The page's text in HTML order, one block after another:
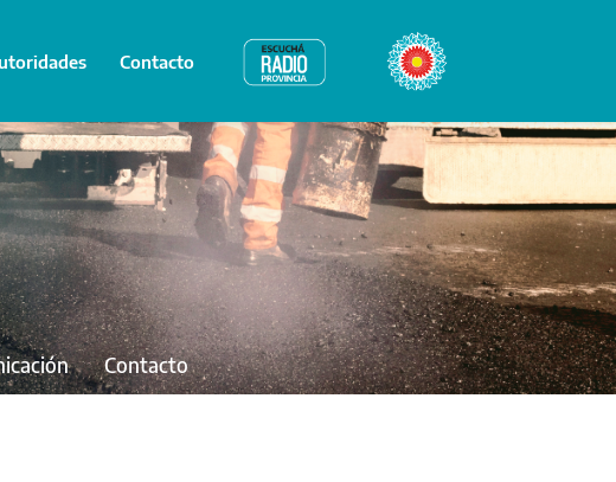
Contacto Radio Provincia Bicentenario
Contacto